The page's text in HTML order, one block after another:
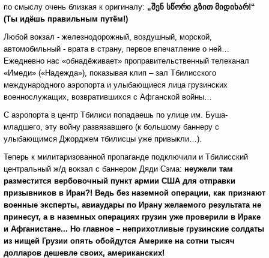
по смыслу очень близкая к оригиналу: „შენ სწორი გზით მიდიხარ!“
(Ты идёшь правильным путём!)
Любой вокзал - железнодорожный, воздушный, морской,
автомобильный - врата в страну, первое впечатление о ней…
Ежедневно нас «обнадёживает» проправительственный телеканал
«Имеди» («Надежда»), показывая клип – зал Тбилисского
международного аэропорта и улыбающиеся лица грузинских
военнослужащих, возвратившихся с Афганской войны…
С аэропорта в центр Тбилиси попадаешь по улице им. Буша-
младшего, эту войну развязавшего (к большому баннеру с
улыбающимся Джорджем тбилисцы уже привыкли…).
Теперь к милитаризованной пропаганде подключили и Тбилисский
центральный ж/д вокзал с баннером Дяди Сэма: неужели там
разместится вербовочный пункт армии США для отправки
призывников в Иран?! Ведь без наземной операции, как признают
военные эксперты, авиаудары по Ирану желаемого результата не
принесут, а в наземных операциях грузин уже проверили в Ираке
и Афганистане... Но главное – неприхотливые грузинские солдаты
из нищей Грузии опять обойдутся Америке на сотни тысяч
долларов дешевле своих, американских!